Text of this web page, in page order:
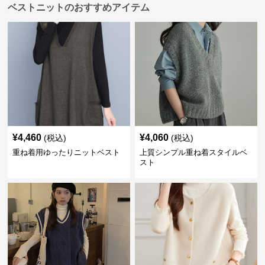
ベストニットのおすすめアイテム
¥4,460 (税込)
重ね着用ゆったりニットベスト
¥4,060 (税込)
上質シンプル重ね着スタイルベ
スト